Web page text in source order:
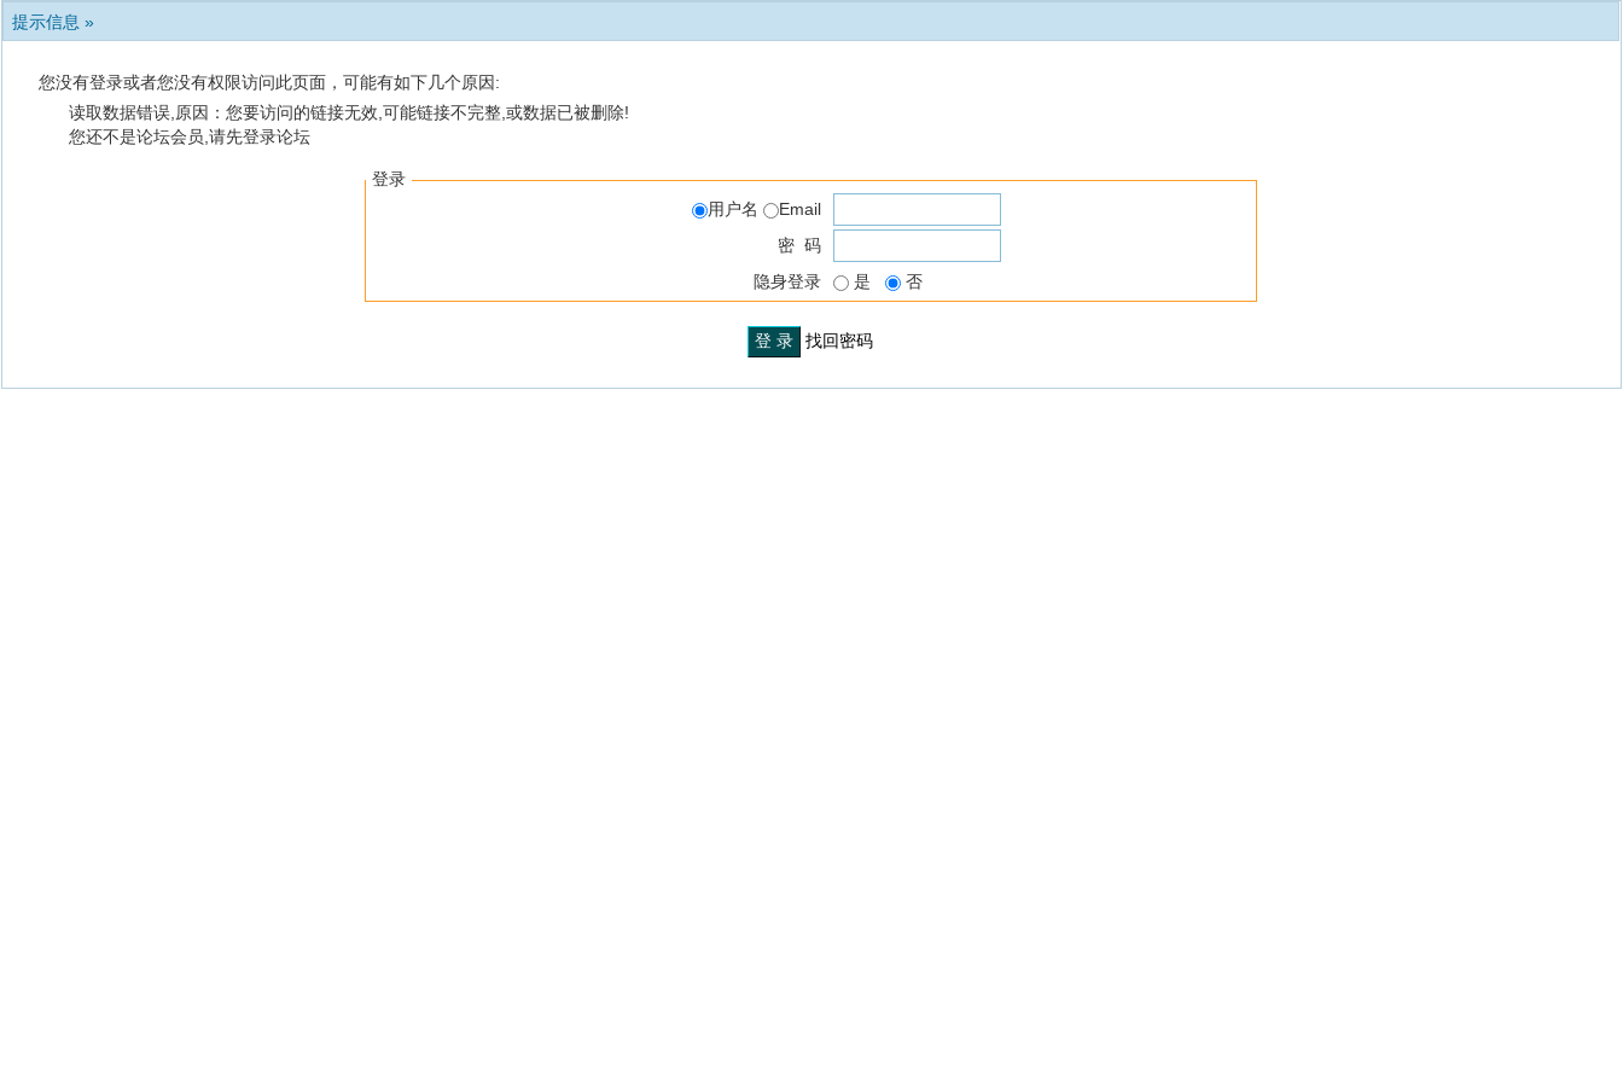
提示信息 »
您没有登录或者您没有权限访问此页面，可能有如下几个原因:
读取数据错误,原因：您要访问的链接无效,可能链接不完整,或数据已被删除!
您还不是论坛会员,请先登录论坛
登录
用户名
Email
密 码
隐身登录
是 否
找回密码